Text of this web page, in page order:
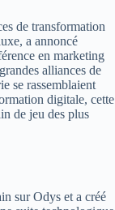
de transformation
a annoncé
en marketing
alliances de
se rassemblaient
digitale, cette
de jeu des plus
sur Odys et a créé